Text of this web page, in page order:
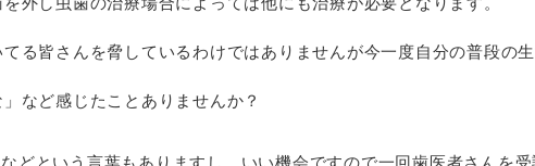
る皆さんを脅しているわけではありませんが今一度自分の普段の
など感じたことありませんか？
などという言葉もありますし、いい機会ですので一回歯医者さんを受